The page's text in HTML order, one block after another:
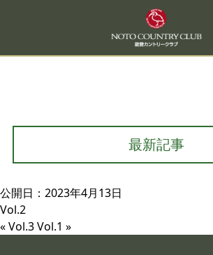
最新記事
公開日：2023年4月13日
Vol.2
«Vol.3Vol.1 »